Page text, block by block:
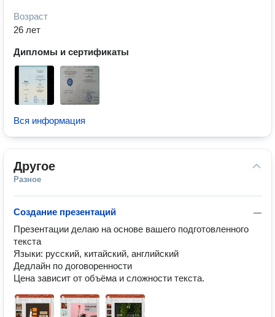
Возраст
26 лет
Дипломы и сертификаты
Вся информация
Другое
Разное
—
Создание презентаций
Презентации делаю на основе вашего подготовленного
текста
Языки: русский, китайский, английский
Дедлайн по договоренности
Цена зависит от объёма и сложности текста.